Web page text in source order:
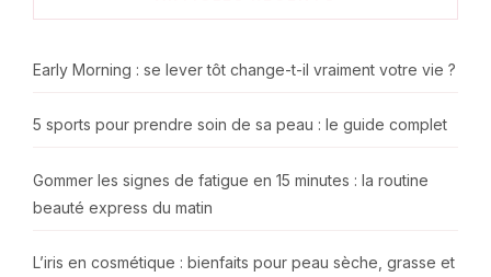
Early Morning : se lever tôt change-t-il vraiment votre vie ?
5 sports pour prendre soin de sa peau : le guide complet
Gommer les signes de fatigue en 15 minutes : la routine
beauté express du matin
L’iris en cosmétique : bienfaits pour peau sèche, grasse et